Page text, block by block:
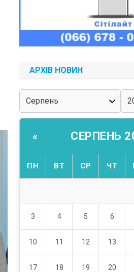
АРХІВ НОВИН
« СЕРПЕНЬ
ПН ВТ СР ЧТ
3 4 5 6
10 11 12 13
17 18 19 20